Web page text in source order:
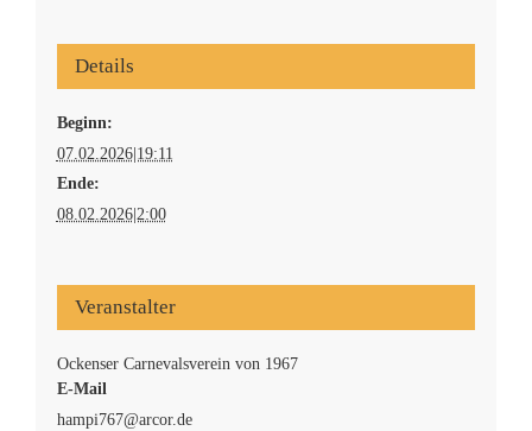
Details
Beginn:
07.02.2026|19:11
Ende:
08.02.2026|2:00
Veranstalter
Ockenser Carnevalsverein von 1967
E-Mail
hampi767@arcor.de